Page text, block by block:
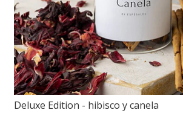
Deluxe Edition - hibisco y canela